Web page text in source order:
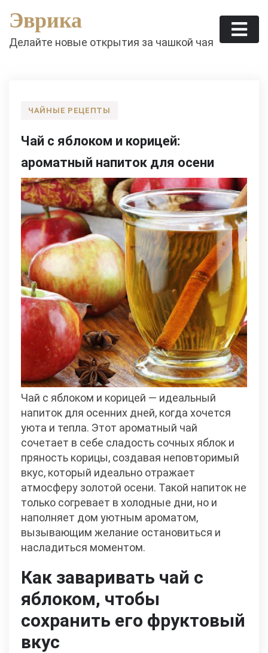
content
Эврика
Делайте новые открытия за чашкой чая
ЧАЙНЫЕ РЕЦЕПТЫ
Чай с яблоком и корицей:
ароматный напиток для осени
Чай с яблоком и корицей — идеальный
напиток для осенних дней, когда хочется
уюта и тепла. Этот ароматный чай
сочетает в себе сладость сочных яблок и
пряность корицы, создавая неповторимый
вкус, который идеально отражает
атмосферу золотой осени. Такой напиток не
только согревает в холодные дни, но и
наполняет дом уютным ароматом,
вызывающим желание остановиться и
насладиться моментом.
Как заваривать чай с
яблоком, чтобы
сохранить его фруктовый
вкус